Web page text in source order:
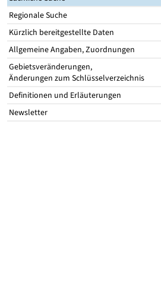
Regionale Suche
Kürzlich bereitgestellte Daten
Allgemeine Angaben, Zuordnungen
Gebietsveränderungen,
Änderungen zum Schlüsselverzeichnis
Definitionen und Erläuterungen
Newsletter